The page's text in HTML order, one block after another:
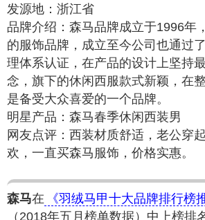
发源地：浙江省
品牌介绍：森马品牌成立于1996年
的服饰品牌，成立至今公司也通过
理体系认证，在产品的设计上坚持
念，旗下的休闲西服款式新颖，在
是备受大众喜爱的一个品牌。
明星产品：森马春季休闲西装男
网友点评：西装材质舒适，老公穿
欢，一直买森马服饰，价格实惠。
森马在
《羽绒马甲十大品牌排行榜
（2018年五月榜单数据）中上榜排